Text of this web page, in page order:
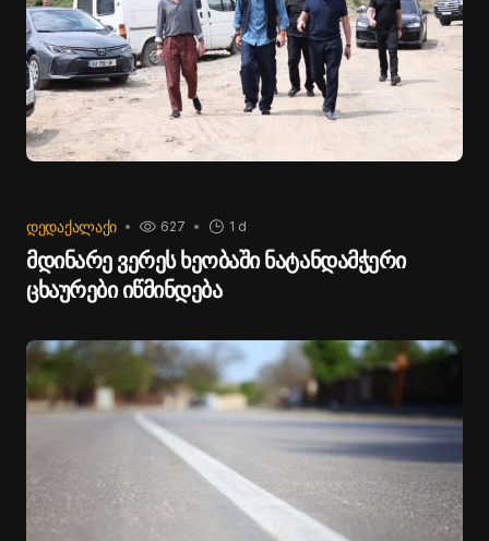
ᲓᲔᲓᲐᲥᲐᲚᲐᲥᲘ 1 d
627
მდინარე ვერეს ხეობაში ნატანდამჭერი
ცხაურები იწმინდება